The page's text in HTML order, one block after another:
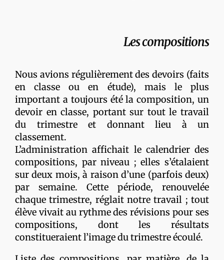
Les compositions
Nous avions régulièrement des devoirs (faits
en classe ou en étude), mais le plus
important a toujours été la composition, un
devoir en classe, portant sur tout le travail
du trimestre et donnant lieu à un
classement.
L’administration affichait le calendrier des
compositions, par niveau ; elles s’étalaient
sur deux mois, à raison d’une (parfois deux)
par semaine. Cette période, renouvelée
chaque trimestre, réglait notre travail ; tout
élève vivait au rythme des révisions pour ses
compositions, dont les résultats
constitueraient l’image du trimestre écoulé.